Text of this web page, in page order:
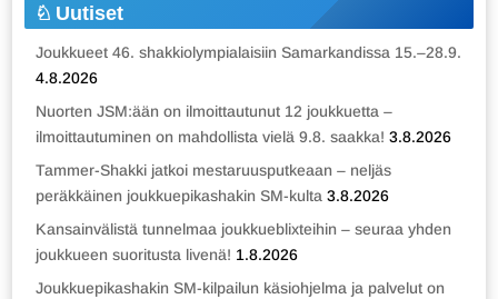
Uutiset
Joukkueet 46. shakkiolympialaisiin Samarkandissa 15.–28.9.
4.8.2026
Nuorten JSM:ään on ilmoittautunut 12 joukkuetta –
ilmoittautuminen on mahdollista vielä 9.8. saakka! 3.8.2026
Tammer-Shakki jatkoi mestaruusputkeaan – neljäs
peräkkäinen joukkuepikashakin SM-kulta 3.8.2026
Kansainvälistä tunnelmaa joukkueblixteihin – seuraa yhden
joukkueen suoritusta livenä! 1.8.2026
Joukkuepikashakin SM-kilpailun käsiohjelma ja palvelut on